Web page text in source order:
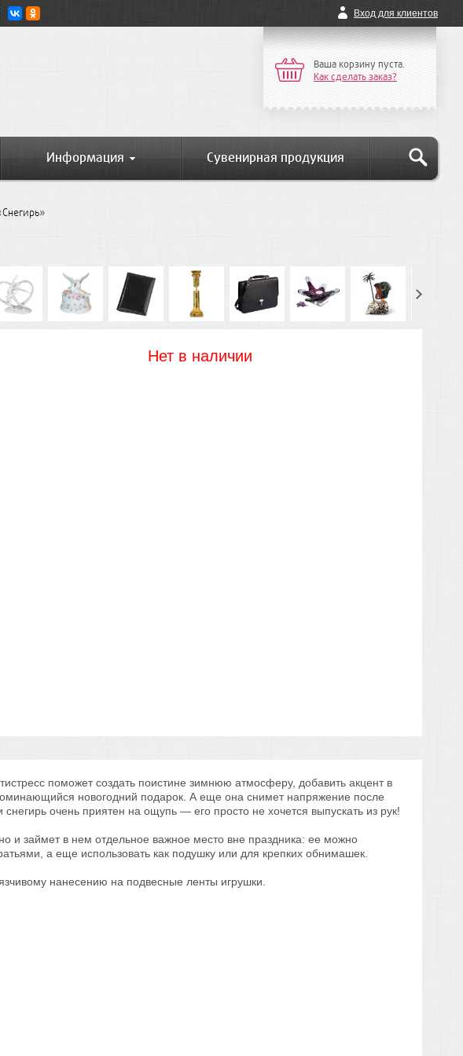
Вход для клиентов
Ваша корзину пуста.
Как сделать заказ?
Информация Сувенирная продукция
Нет в наличии
поможет создать поистине зимнюю атмосферу, добавить акцент в
новогодний подарок. А еще она снимет напряжение после
очень приятен на ощупь — его просто не хочется выпускать из рук!
и займет в нем отдельное важное место вне праздника: ее можно
а еще использовать как подушку или для крепких обнимашек.
нанесению на подвесные ленты игрушки.